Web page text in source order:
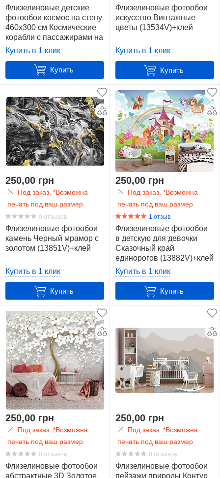
Флизелиновые детские
фотообои космос на стену
460x300 см Космические
корабли с пассажирами на
светлом фоне (11338V12)
+клей
Купить в 1 клик
Купить
Флизелиновые фотообои
искусство Винтажные
цветы (13534V)+клей
Купить в 1 клик
Купить
250,00 грн
Под заказ. *Возможна
печать под ваш размер
0 отзывов
Флизелиновые фотообои
камень Черный мрамор с
золотом (13851V)+клей
Купить в 1 клик
Купить
250,00 грн
Под заказ. *Возможна
печать под ваш размер
1 отзыв
Флизелиновые фотообои
в детскую для девочки
Сказочный край
единорогов (13882V)+клей
Купить в 1 клик
Купить
250,00 грн
Под заказ. *Возможна
печать под ваш размер
0 отзывов
Флизелиновые фотообои
абстрактные 3D Золотое
250,00 грн
Под заказ. *Возможна
печать под ваш размер
0 отзывов
Флизелиновые фотообои
пейзажи природы Контур